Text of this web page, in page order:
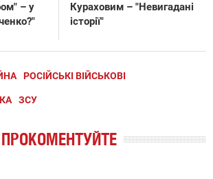
– у
Кураховим – "Невигадані
історії"
РОСІЙСЬКІ ВІЙСЬКОВІ
ЗСУ
ПРОКОМЕНТУЙТЕ